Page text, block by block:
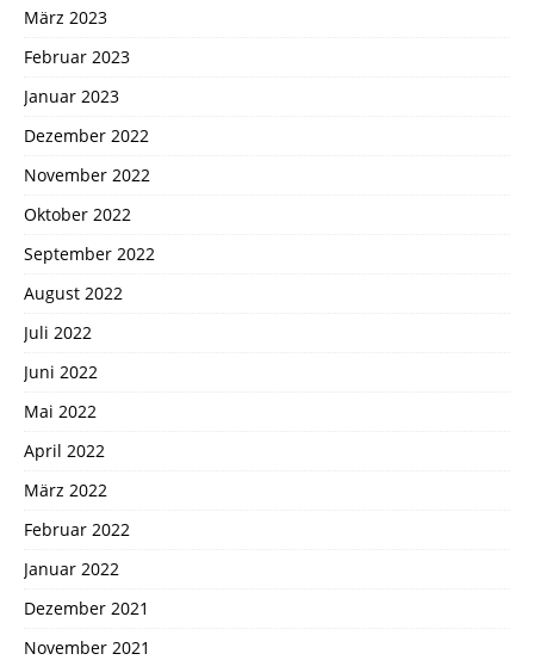
März 2023
Februar 2023
Januar 2023
Dezember 2022
November 2022
Oktober 2022
September 2022
August 2022
Juli 2022
Juni 2022
Mai 2022
April 2022
März 2022
Februar 2022
Januar 2022
Dezember 2021
November 2021